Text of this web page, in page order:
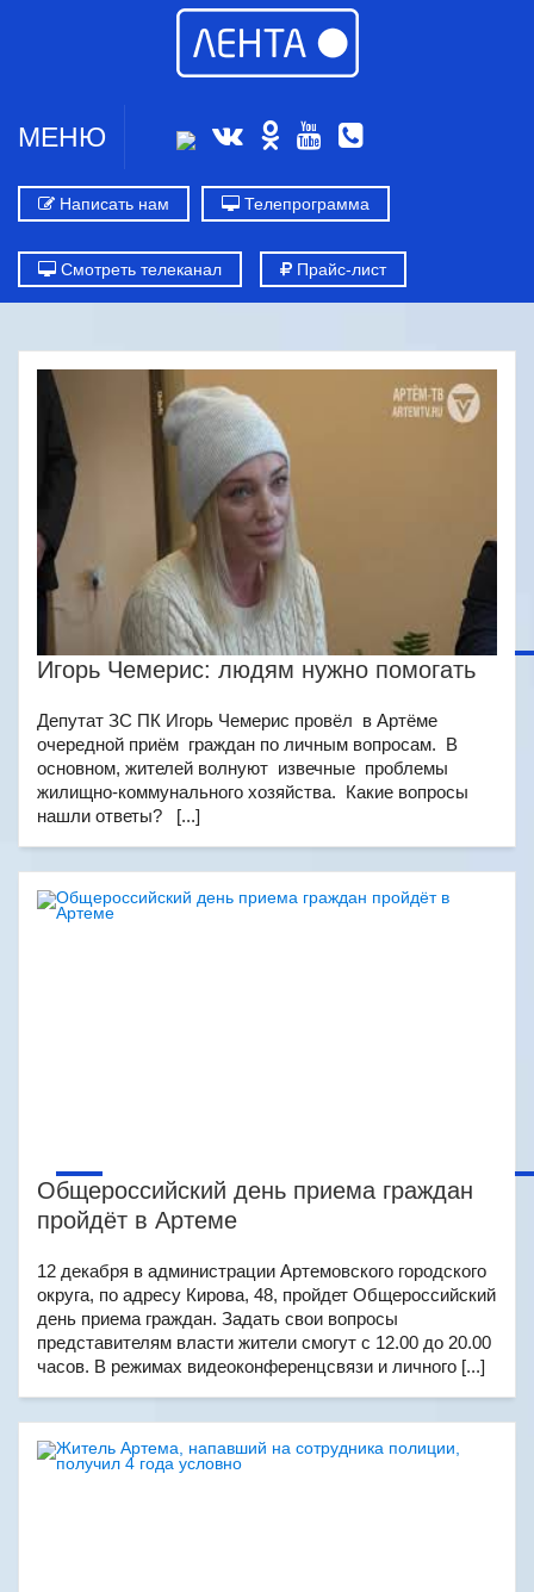
МЕНЮ
Написать нам Телепрограмма
Смотреть телеканал Прайс-лист
Игорь Чемерис: людям нужно помогать
Депутат ЗС ПК Игорь Чемерис провёл в Артёме
очередной приём граждан по личным вопросам. В
основном, жителей волнуют извечные проблемы
жилищно-коммунального хозяйства. Какие вопросы
нашли ответы? [...]
Общероссийский день приема граждан
пройдёт в Артеме
12 декабря в администрации Артемовского городского
округа, по адресу Кирова, 48, пройдет Общероссийский
день приема граждан. Задать свои вопросы
представителям власти жители смогут с 12.00 до 20.00
часов. В режимах видеоконференцсвязи и личного [...]